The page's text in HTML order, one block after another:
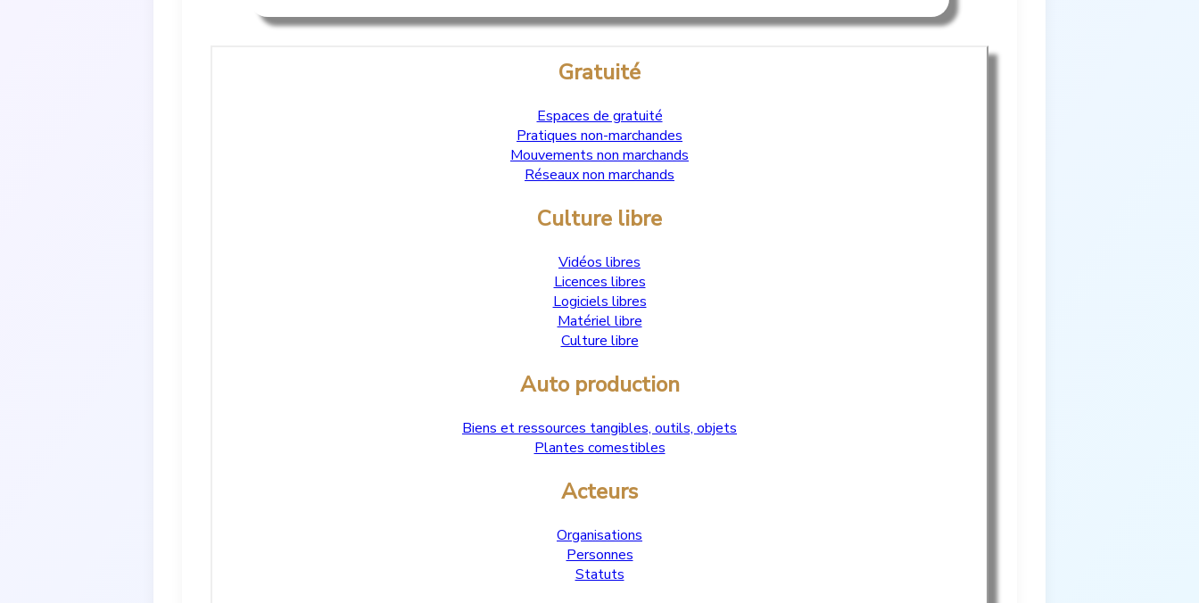
Gratuité
Espaces de gratuité
Pratiques non-marchandes
Mouvements non marchands
Réseaux non marchands
Culture libre
Vidéos libres
Licences libres
Logiciels libres
Matériel libre
Culture libre
Auto production
Biens et ressources tangibles, outils, objets
Plantes comestibles
Acteurs
Organisations
Personnes
Statuts